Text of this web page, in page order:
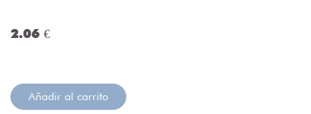
2.06 €
Añadir al carrito